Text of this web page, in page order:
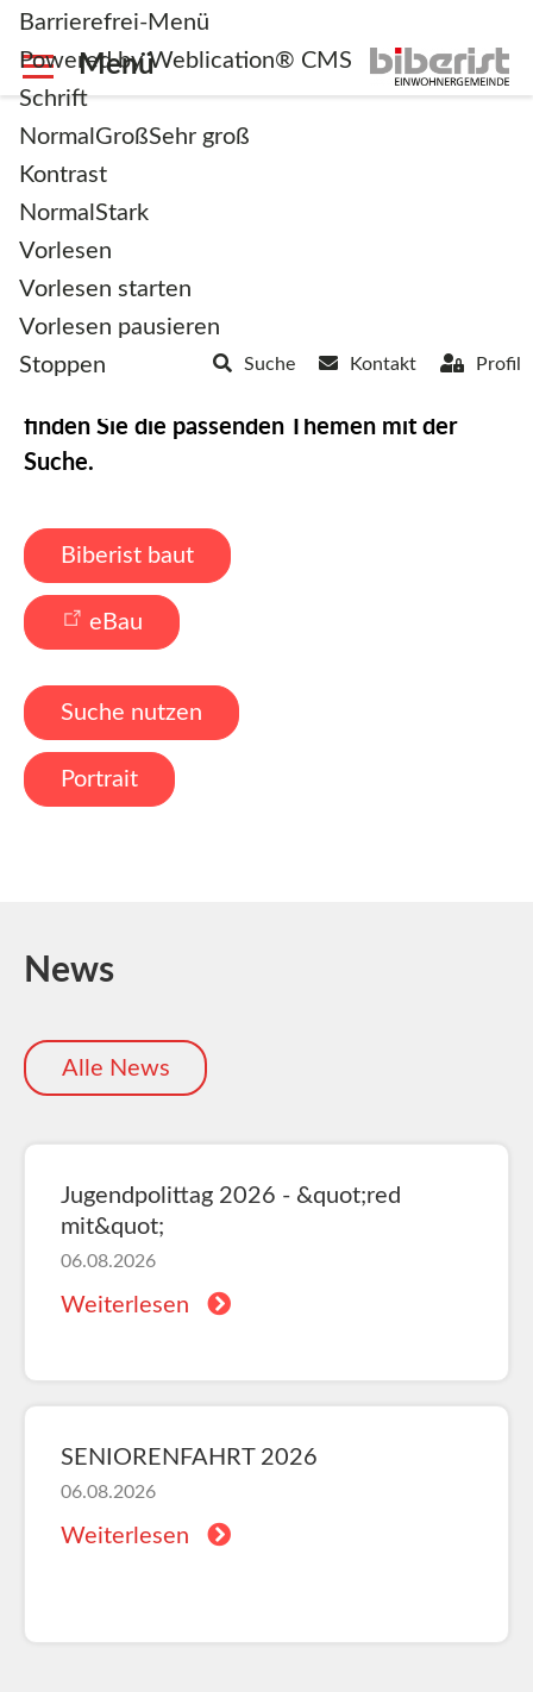
Barrierefrei-Menü
Powered by Weblication® CMS
Schrift
Normal GroßSehr groß
Kontrast
Normal Stark
Vorlesen
Vorlesen starten
Vorlesen pausieren
Stoppen
Profil
Kontakt
Suche
Willkommen in Biberist
Die attraktive Brückengemeinde zwischen
Stadt und Land.
finden Sie die passenden Themen mit der
Suche.
Biberist baut
eBau
Suche nutzen
Portrait
News
Alle News
Jugendpolittag 2026 - &quot;red
mit&quot;
06.08.2026
Weiterlesen
SENIORENFAHRT 2026
06.08.2026
Weiterlesen